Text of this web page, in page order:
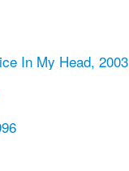
In My Head, 2003